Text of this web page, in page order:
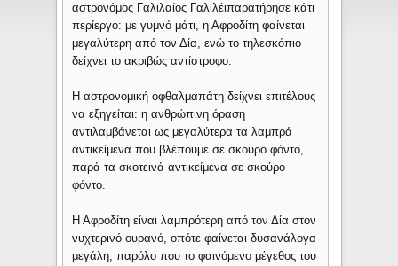
αστρονόμος Γαλιλαίος Γαλιλέιπαρατήρησε κάτι
περίεργο: με γυμνό μάτι, η Αφροδίτη φαίνεται
μεγαλύτερη από τον Δία, ενώ το τηλεσκόπιο
δείχνει το ακριβώς αντίστροφο.
Η αστρονομική οφθαλμαπάτη δείχνει επιτέλους
να εξηγείται: η ανθρώπινη όραση
αντιλαμβάνεται ως μεγαλύτερα τα λαμπρά
αντικείμενα που βλέπουμε σε σκούρο φόντο,
παρά τα σκοτεινά αντικείμενα σε σκούρο
φόντο.
Η Αφροδίτη είναι λαμπρότερη από τον Δία στον
νυχτερινό ουρανό, οπότε φαίνεται δυσανάλογα
μεγάλη, παρόλο που το φαινόμενο μέγεθος του